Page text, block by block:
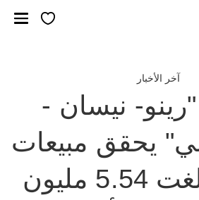
آخر الأخبار
نيسان -
يحقق مبيعات
قياسية بلغت 5.54 مليون